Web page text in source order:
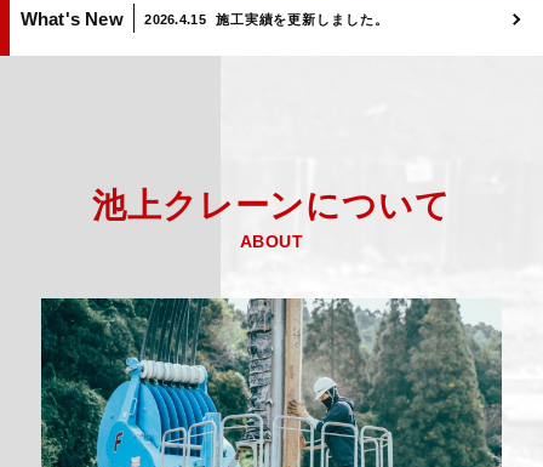
What's New 2026.4.15 施工実績を更新しました。
池上クレーンについて
ABOUT